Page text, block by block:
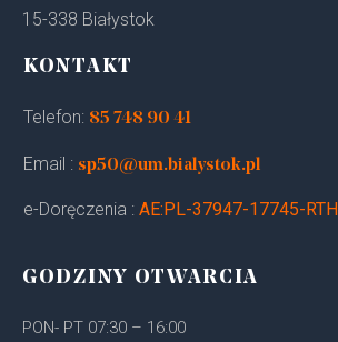
15-338 Białystok
KONTAKT
Telefon: 85 748 90 41
Email : sp50@um.bialystok.pl
e-Doręczenia : AE:PL-37947-17745-
GODZINY OTWARCIA
PON- PT 07:30 – 16:00